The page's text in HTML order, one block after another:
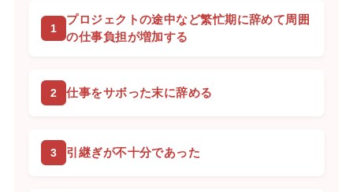
プロジェクトの途中など繁忙期に辞めて周囲
の仕事負担が増加する
仕事をサボった末に辞める
引継ぎが不十分であった